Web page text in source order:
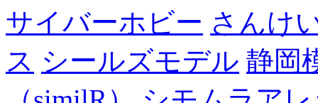
サイバーホビー さんけ
ス シールズモデル 静岡